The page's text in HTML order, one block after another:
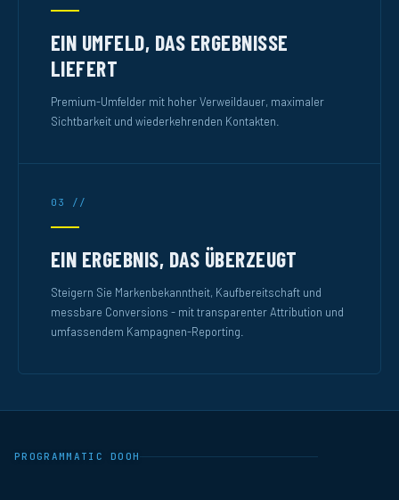
EIN UMFELD, DAS ERGEBNISSE
LIEFERT
Premium-Umfelder mit hoher Verweildauer, maximaler
Sichtbarkeit und wiederkehrenden Kontakten.
03 //
EIN ERGEBNIS, DAS ÜBERZEUGT
Steigern Sie Markenbekanntheit, Kaufbereitschaft und
messbare Conversions - mit transparenter Attribution und
umfassendem Kampagnen-Reporting.
PROGRAMMATIC DOOH